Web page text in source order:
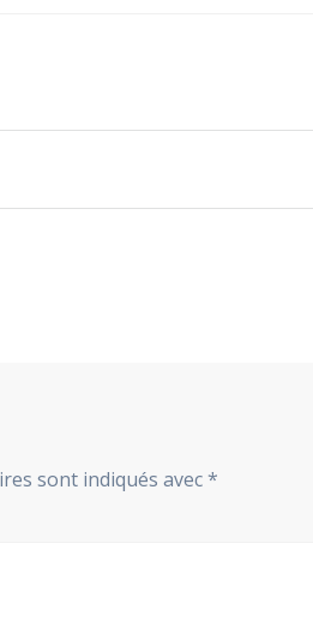
sont indiqués avec*